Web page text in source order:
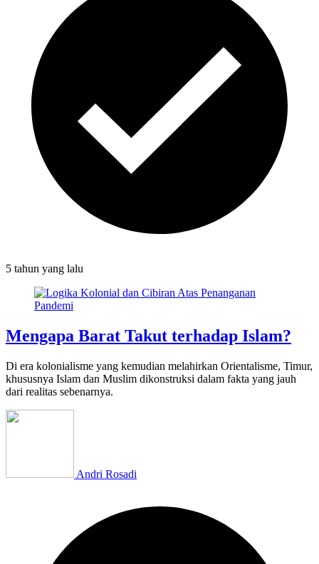
5 tahun yang lalu
Mengapa Barat Takut terhadap Islam?
Di era kolonialisme yang kemudian melahirkan Orientalisme, Timur,
khususnya Islam dan Muslim dikonstruksi dalam fakta yang jauh
dari realitas sebenarnya.
Andri Rosadi